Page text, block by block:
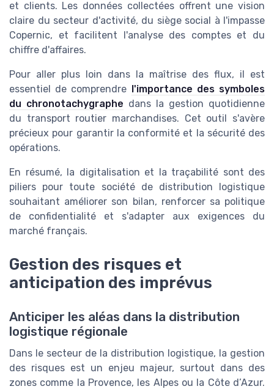
et clients. Les données collectées offrent une vision
claire du secteur d'activité, du siège social à l'impasse
Copernic, et facilitent l'analyse des comptes et du
chiffre d'affaires.
Pour aller plus loin dans la maîtrise des flux, il est
essentiel de comprendre
l'importance des symboles
du chronotachygraphe dans la gestion quotidienne
du transport routier marchandises. Cet outil s'avère
précieux pour garantir la conformité et la sécurité des
opérations.
En résumé, la digitalisation et la traçabilité sont des
piliers pour toute société de distribution logistique
souhaitant améliorer son bilan, renforcer sa politique
de confidentialité et s'adapter aux exigences du
marché français.
Gestion des risques et
anticipation des imprévus
Anticiper les aléas dans la distribution
logistique régionale
Dans le secteur de la distribution logistique, la gestion
des risques est un enjeu majeur, surtout dans des
zones comme la Provence, les Alpes ou la Côte d’Azur.